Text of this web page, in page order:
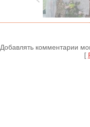
Добавлять комментарии
[